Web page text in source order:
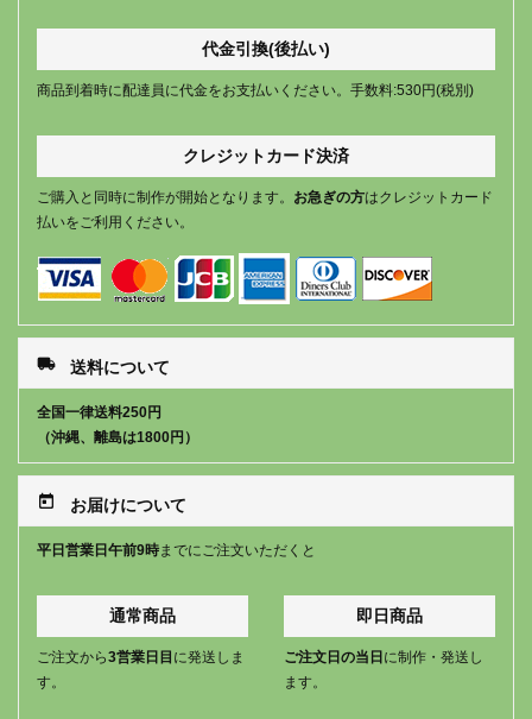
代金引換(後払い)
商品到着時に配達員に代金をお支払いください。手数料:530円(税別)
クレジットカード決済
ご購入と同時に制作が開始となります。 お急ぎの方はクレジットカード
払いをご利用ください。
local_shipping 送料について
全国一律送料250円
（沖縄、離島は1800円）
today お届けについて
平日営業日午前9時までにご注文いただくと
通常商品
ご注文から3営業日目 に発送しま
す。
即日商品
ご注文日の当日 に制作・発送し
ます。